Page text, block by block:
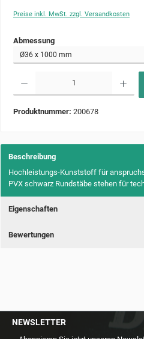
Preise inkl. MwSt. zzgl. Versandkosten
Abmessungauswählen
Produktnummer: 200678
Beschreibung
Hochleistungs-Kunststoff für
PVX schwarz Rundstäbe stehen für
Eigenschaften
Bewertungen
NEWSLETTER